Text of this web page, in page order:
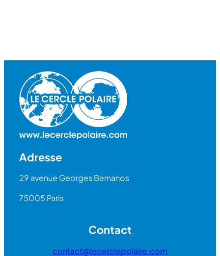
Adresse
29 avenue Georges Bernanos
75005 Paris
Contact
contact@lecerclepolaire.com